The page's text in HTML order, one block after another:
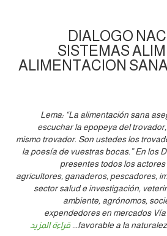
DIALOGO
SISTEMAS
ALIMENTACION
Lema: “La alimentación sana
escuchar la epopeya del
mismo trovador. Son ustedes los
la poesía de vuestras bocas.” En los
presentes todos los
agricultores, ganaderos, pescadores,
sector salud e investigación,
ambiente, agrónomos,
expendedores en mercados
favorable a la
... قراءة المزيد